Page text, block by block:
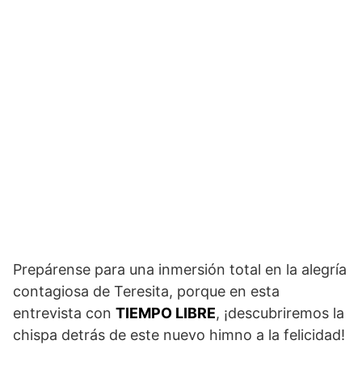
Prepárense para una inmersión total en la alegría
contagiosa de Teresita, porque en esta
entrevista con TIEMPO LIBRE, ¡descubriremos la
chispa detrás de este nuevo himno a la felicidad!